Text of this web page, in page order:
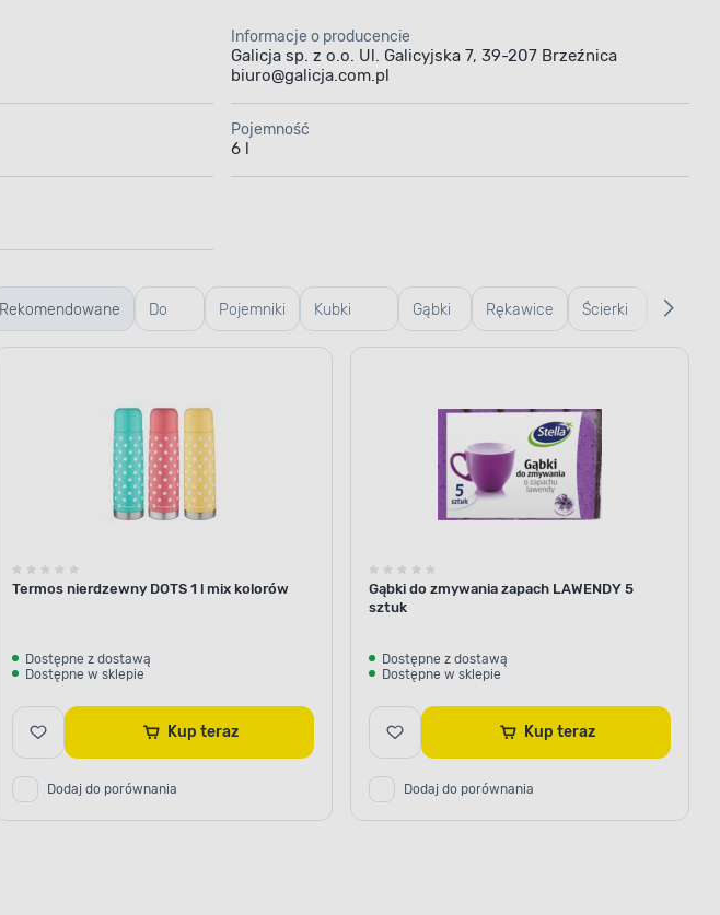
Informacje o producencie
Galicja sp. z o.o. Ul. Galicyjska 7, 39-207 Brzeźnica
biuro@galicja.com.pl
Pojemność
6 l
Rekomendowane Do Pojemniki Kubki
termiczne
Gąbki Rękawice Ścierki
Termos nierdzewny DOTS 1 l mix kolorów
Dostępne z dostawą
Dostępne w sklepie
Kup teraz
Dodaj do porównania
Gąbki do zmywania zapach LAWENDY 5
sztuk
Dostępne z dostawą
Dostępne w sklepie
Kup teraz
Dodaj do porównania